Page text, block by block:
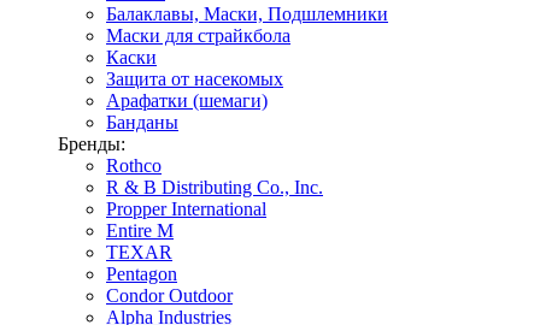
Балаклавы, Маски, Подшлемники
Маски для страйкбола
Каски
Защита от насекомых
Арафатки (шемаги)
Банданы
Бренды:
Rothco
R & B Distributing Co., Inc.
Propper International
Entire M
TEXAR
Pentagon
Condor Outdoor
Alpha Industries